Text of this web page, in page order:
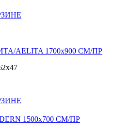
AELITA 1700х900 СМ/ПР
1500х700 СМ/ПР